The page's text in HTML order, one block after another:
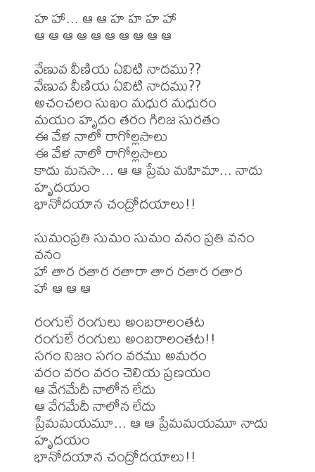
హ హా... ఆ ఆ హ హ హ హా
ఆ ఆ ఆ ఆ ఆ ఆ ఆ ఆ ఆ ఆ
వేణువ వీణియ ఏవిటి నాదము??
వేణువ వీణియ ఏవిటి నాదము??
అచంచలం సుఖం మధుర మధురం
మయం హృదం తరం గిరిజ సురతం
ఈ వేళ నాలో రాగోల్లసాలు
ఈ వేళ నాలో రాగోల్లసాలు
కాదు మనసా... ఆ ఆ ప్రేమ మహిమా... నాదు
హృదయం
భానోదయాన చంద్రోదయాలు!!
సుమంప్రతి సుమం సుమం వనం ప్రతి వనం
వనం
హా తార రతార రతారా తార రతార రతార
హా ఆ ఆ ఆ
రంగులే రంగులు అంబరాలంతట
రంగులే రంగులు అంబరాలంతట!!
సగం నిజం సగం వరము అమరం
వరం వరం వరం చెలియ ప్రణయం
ఆ వేగమేదీ నాలోన లేదు
ఆ వేగమేదీ నాలోన లేదు
ప్రేమమయమూ... ఆ ఆ ప్రేమమయమూ నాదు
హృదయం
భానోదయాన చంద్రోదయాలు!!